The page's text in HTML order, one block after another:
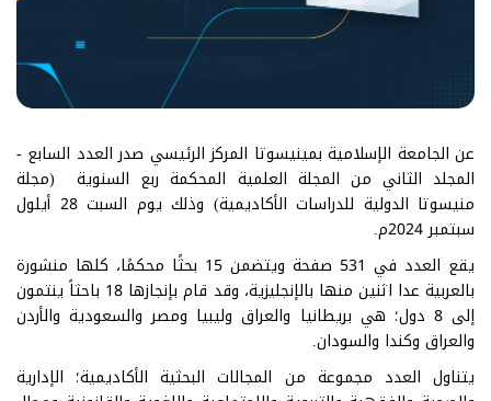
عن الجامعة الإسلامية بمينيسوتا المركز الرئيسي صدر العدد السابع -
المجلد الثاني من المجلة العلمية المحكمة ربع السنوية (مجلة
منيسوتا الدولية للدراسات الأكاديمية) وذلك يوم السبت 28 أيلول
سبتمبر 2024م.
يقع العدد في 531 صفحة ويتضمن 15 بحثًا محكمًا، كلها منشورة
بالعربية عدا اثنين منها بالإنجليزية، وقد قام بإنجازها 18 باحثاً ينتمون
إلى 8 دول؛ هي بريطانيا والعراق وليبيا ومصر والسعودية والأردن
والعراق وكندا والسودان.
يتناول العدد مجموعة من المجالات البحثية الأكاديمية؛ الإدارية